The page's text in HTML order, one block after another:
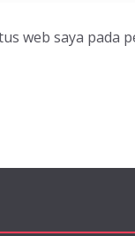
web saya